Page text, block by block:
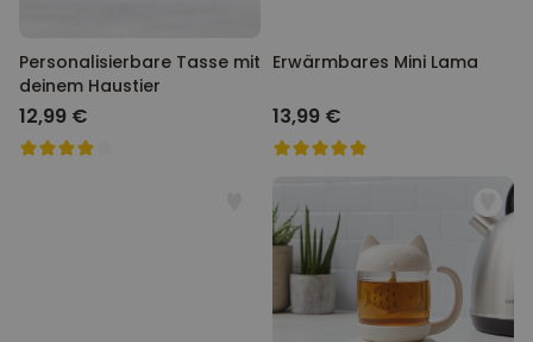
Personalisierbare Tasse mit
deinem Haustier
12,99 €
Erwärmbares Mini Lama
13,99 €